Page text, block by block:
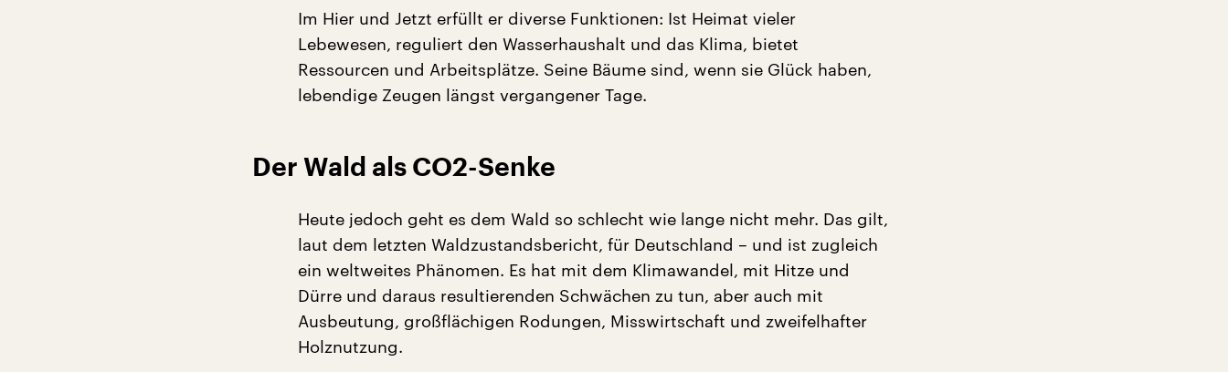
Im Hier und Jetzt erfüllt er diverse Funktionen: Ist Heimat vieler
Lebewesen, reguliert den Wasserhaushalt und das Klima, bietet
Ressourcen und Arbeitsplätze. Seine Bäume sind, wenn sie Glück haben,
lebendige Zeugen längst vergangener Tage.
Der Wald als CO2-Senke
Heute jedoch geht es dem Wald so schlecht wie lange nicht mehr. Das gilt,
laut dem letzten Waldzustandsbericht, für Deutschland – und ist zugleich
ein weltweites Phänomen. Es hat mit dem Klimawandel, mit Hitze und
Dürre und daraus resultierenden Schwächen zu tun, aber auch mit
Ausbeutung, großflächigen Rodungen, Misswirtschaft und zweifelhafter
Holznutzung.